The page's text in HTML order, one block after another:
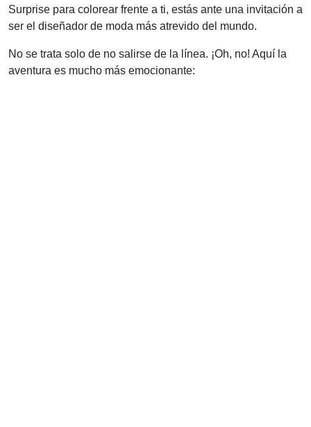
Surprise para colorear frente a ti, estás ante una invitación a
ser el diseñador de moda más atrevido del mundo.
No se trata solo de no salirse de la línea. ¡Oh, no! Aquí la
aventura es mucho más emocionante: